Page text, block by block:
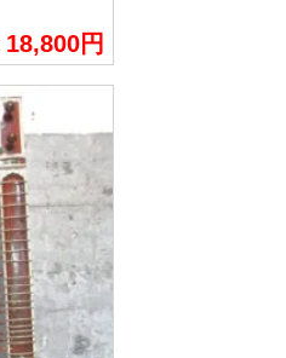
18,800円